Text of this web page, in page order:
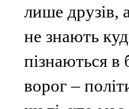
лише друзів,
не знають
пізнаються в
ворог –